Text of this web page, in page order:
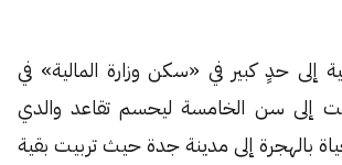
إلى حدٍ كبير في «سكن وزارة المالية» في
إلى سن الخامسة ليحسم تقاعد والدي
بالهجرة إلى مدينة جدة حيث تربيت بقية